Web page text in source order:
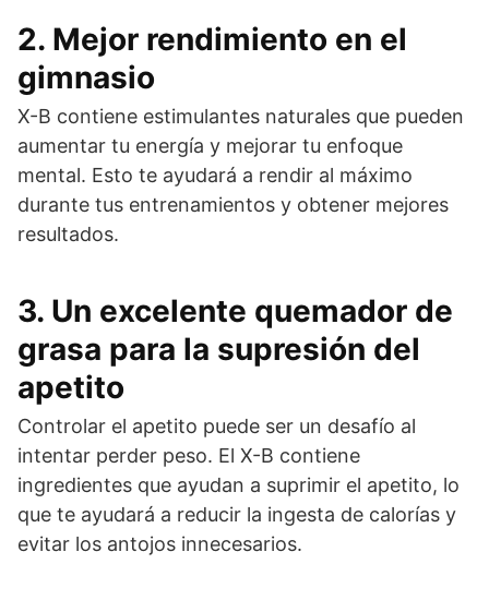
2. Mejor rendimiento en el
gimnasio
X-B contiene estimulantes naturales que pueden
aumentar tu energía y mejorar tu enfoque
mental. Esto te ayudará a rendir al máximo
durante tus entrenamientos y obtener mejores
resultados.
3. Un excelente quemador de
grasa para la supresión del
apetito
Controlar el apetito puede ser un desafío al
intentar perder peso. El X-B contiene
ingredientes que ayudan a suprimir el apetito, lo
que te ayudará a reducir la ingesta de calorías y
evitar los antojos innecesarios.